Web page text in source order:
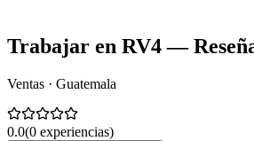
Trabajar en RV4—
Ventas · Guatemala
0.0(0 experiencias)